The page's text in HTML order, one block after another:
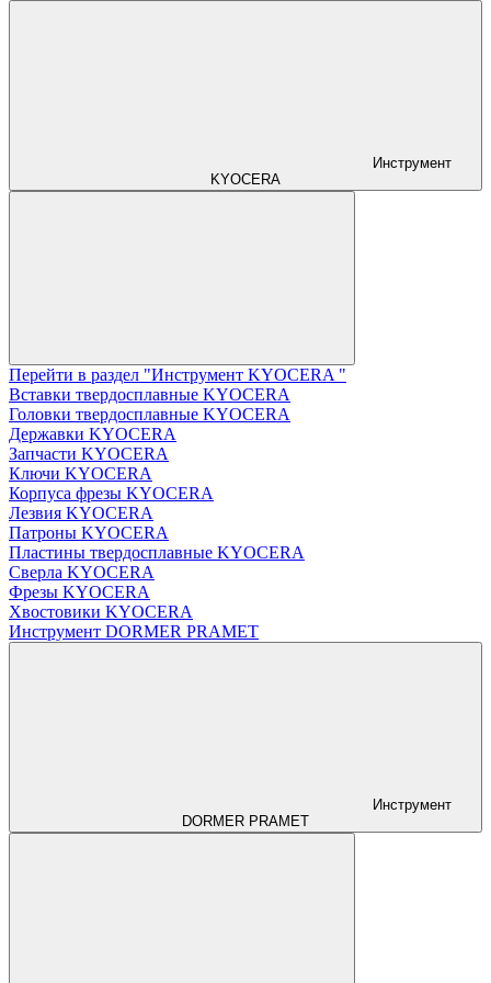
Инструмент
KYOCERA
Перейти в раздел "Инструмент KYOCERA "
Вставки твердосплавные KYOCERA
Головки твердосплавные KYOCERA
Державки KYOCERA
Запчасти KYOCERA
Ключи KYOCERA
Корпуса фрезы KYOCERA
Лезвия KYOCERA
Патроны KYOCERA
Пластины твердосплавные KYOCERA
Сверла KYOCERA
Фрезы KYOCERA
Хвостовики KYOCERA
Инструмент DORMER PRAMET
Инструмент
DORMER PRAMET